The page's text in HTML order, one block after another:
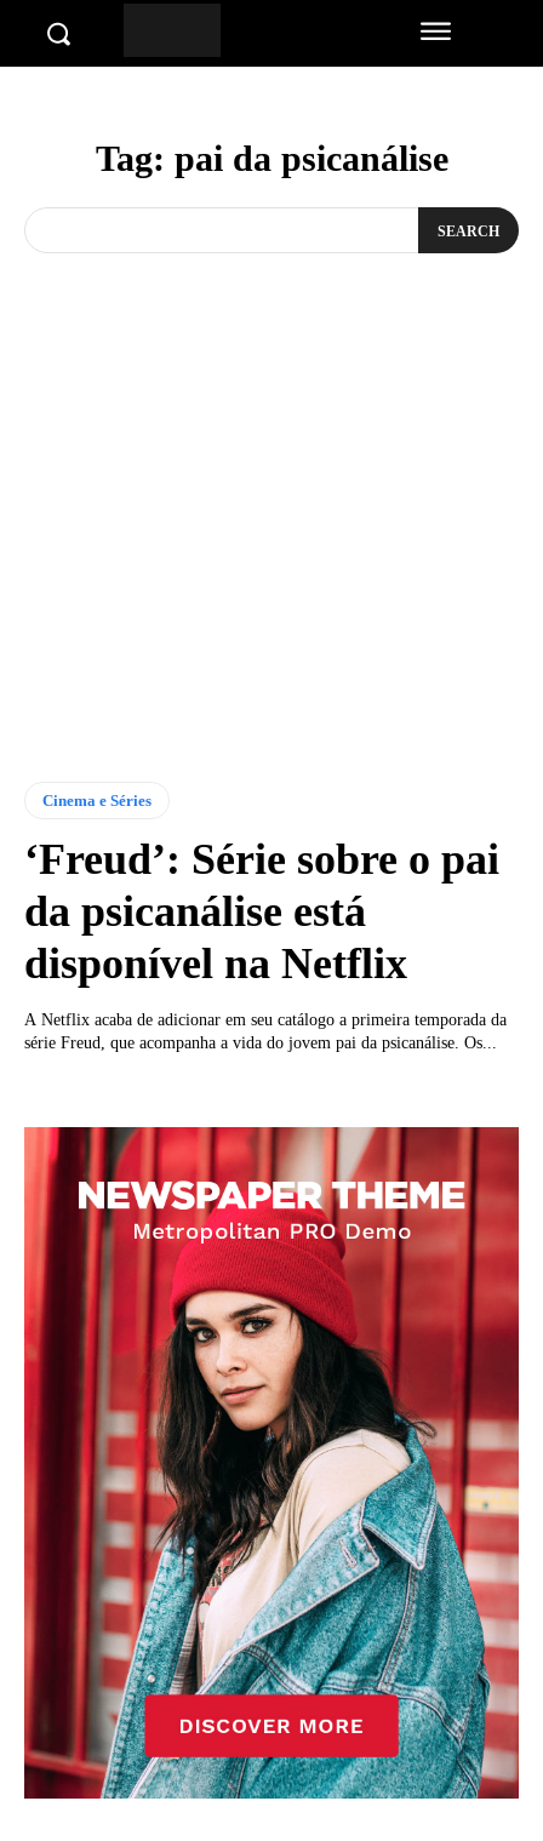
Tag: pai da psicanálise
SEARCH
Cinema e Séries
‘Freud’: Série sobre o pai
da psicanálise está
disponível na Netflix
A Netflix acaba de adicionar em seu catálogo a primeira temporada da
série Freud, que acompanha a vida do jovem pai da psicanálise. Os...